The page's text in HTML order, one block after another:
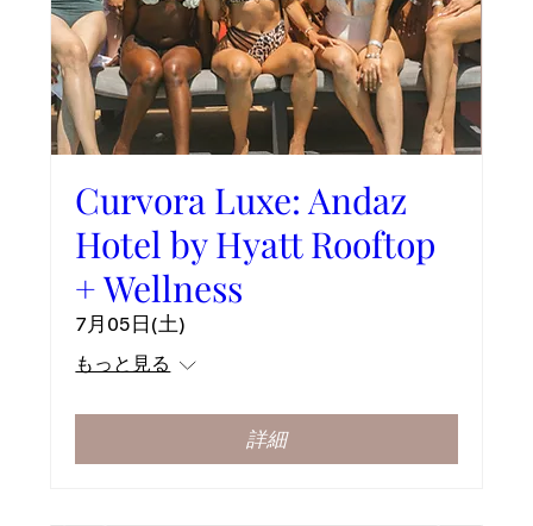
Curvora Luxe: Andaz
Hotel by Hyatt Rooftop
+ Wellness
7月05日(土)
もっと見る
詳細